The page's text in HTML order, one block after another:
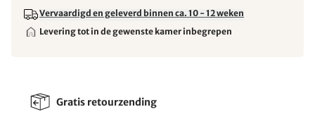
Vervaardigd en geleverd binnen ca. 10 - 12 weken
Levering tot in de gewenste kamer inbegrepen
Gratis retourzending